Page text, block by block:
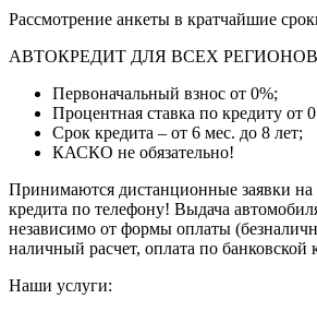
Рассмотрение анкеты в кратчайшие
АВТОКРЕДИТ ДЛЯ ВСЕХ
Первоначальный взнос от 0%;
Процентная ставка по кредиту от
Срок кредита – от 6 мес. до 8 лет;
КАСКО не обязательно!
Принимаются дистанционные заявки на
кредита по телефону! Выдача
независимо от формы оплаты
наличный расчет, оплата по банковской
Наши услуги: